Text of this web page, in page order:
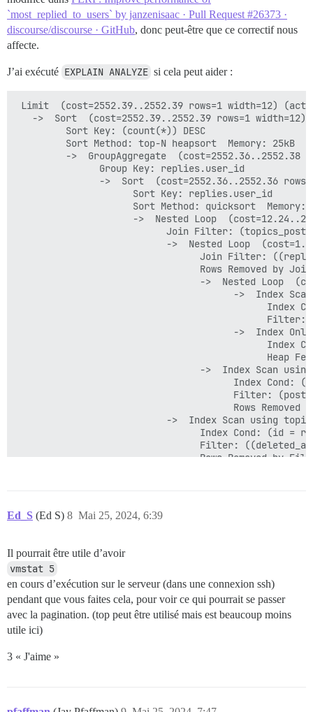
`most_replied_to_users` by janzenisaac · Pull Request #26373 ·
discourse/discourse · GitHub, donc peut-être que ce correctif nous
affecte.
J’ai exécuté EXPLAIN ANALYZE si cela peut aider :
Limit  (cost=2552.39..2552.39 rows=1 width=12)
->  Sort  (cost=2552.39..2552.39 rows=1
         Sort Key: (count(*)) DESC
         Sort Method: top-N heapsort  Memory: 25kB
->  GroupAggregate  (cost=2552.36..2552.38
               Group Key: replies.user_id
->  Sort  (cost=2552.36..2552.36
                     Sort Key: replies.user_id
Sort Method: quicksort  Memory:
->  Nested Loop
Join Filter:
->  Nested Loop
Join Filter:
Rows Removed by
->  Nested Loop
->  Index
Index
->  Index
Index
Heap
->  Index Scan
Index Cond:
Filter:
Rows Removed
->  Index Scan using
Index Cond: (id =
Filter:
Rows Removed by
Execution Time: 94416.415 ms
Ed_S (Ed S) Mai 25, 2024, 6:39
8
Il pourrait être utile d’avoir
vmstat 5
en cours d’exécution sur le serveur (dans une connexion ssh)
pendant que vous faites cela, pour voir ce qui pourrait se passer
avec la pagination. (top peut être utilisé mais est beaucoup moins
utile ici)
3 « J'aime »